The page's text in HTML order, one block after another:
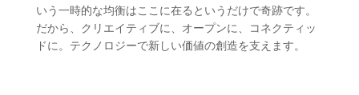
いう一時的な均衡はここに在るというだけで奇跡です。
だから、クリエイティブに、オープンに、コネクティッ
ドに。テクノロジーで新しい価値の創造を支えます。